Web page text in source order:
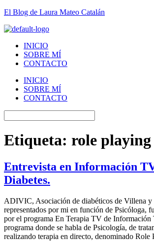
El Blog de Laura Mateo Catalán
INICIO
SOBRE MÍ
CONTACTO
INICIO
SOBRE MÍ
CONTACTO
Etiqueta: role playing
Entrevista en Información
Diabetes.
ADIVIC, Asociación de diabéticos de Villena y
representados por mi en función de Psicóloga,
por el programa En Terapia TV de Información
programa donde se habla de Psicología, de
realizando terapia en directo, denominado Role